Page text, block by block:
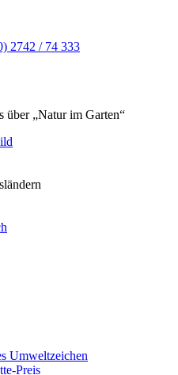
2742 / 74 333
über „Natur im Garten“
Umweltzeichen
Preis